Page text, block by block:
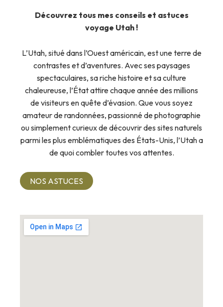
Découvrez tous mes conseils et astuces
voyage Utah !
L’Utah, situé dans l’Ouest américain, est une terre de
contrastes et d’aventures. Avec ses paysages
spectaculaires, sa riche histoire et sa culture
chaleureuse, l’État attire chaque année des millions
de visiteurs en quête d’évasion. Que vous soyez
amateur de randonnées, passionné de photographie
ou simplement curieux de découvrir des sites naturels
parmi les plus emblématiques des États-Unis, l’Utah a
de quoi combler toutes vos attentes.
NOS ASTUCES